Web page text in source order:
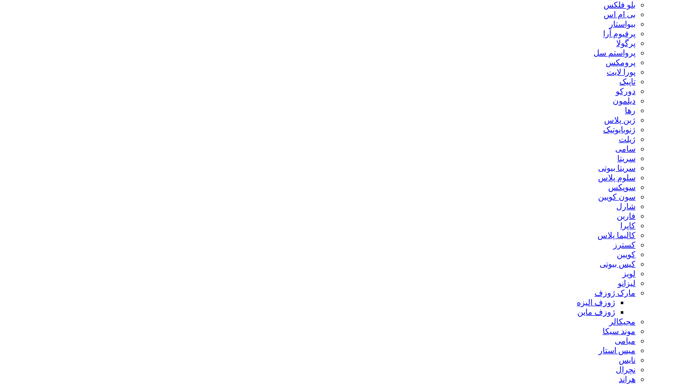
بلو فلکس
بی ام اس
بیواستار
پرفیوم آرا
پرگولا
پرواستم سل
پرومکس
پورا لایت
تاپیک
دورکو
دیلمون
رها
ژبن پلاس
ژنوبایوتیک
ژیلت
سامی
سریتا
سریتا بیوتی
سلوم پلاس
سوپکس
سون کویین
شارل
فاربن
کاپرا
کالیما پلاس
کسترز
کویین
کیس بیوتی
لویز
لیزانو
مارک ژوزف
ژوزف الیزه
ژوزف ماین
مجیکالر
موند سیکا
میامی
میس استار
نایس
نچرال
هراند